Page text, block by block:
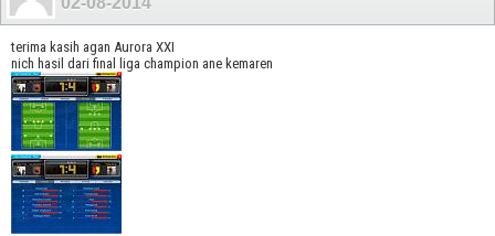
terima kasih agan Aurora XXI
nich hasil dari final liga champion ane kemaren